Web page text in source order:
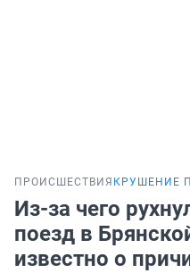
ПРОИСШЕСТВИЯ КРУШЕНИЕ
Из-за чего
поезд в
известно о